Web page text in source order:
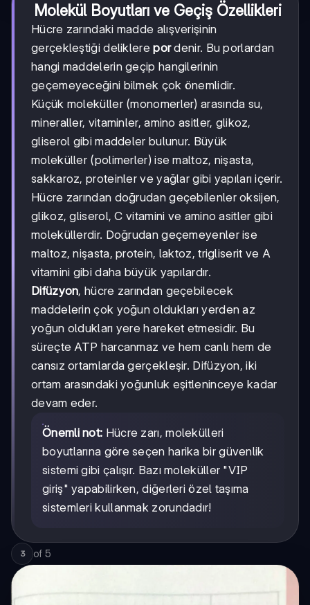
Molekül Boyutları ve Geçiş Özellikleri
Hücre zarındaki madde alışverişinin
gerçekleştiği deliklerepordenir. Bu porlardan
hangi maddelerin geçip hangilerinin
geçemeyeceğini bilmek çok önemlidir.
Küçük moleküller (monomerler) arasında su,
mineraller, vitaminler, amino asitler, glikoz,
gliserol gibi maddeler bulunur. Büyük
moleküller (polimerler) ise maltoz, nişasta,
sakkaroz, proteinler ve yağlar gibi yapıları içerir.
Hücre zarından doğrudan geçebilenler oksijen,
glikoz, gliserol, C vitamini ve amino asitler gibi
moleküllerdir. Doğrudan geçemeyenler ise
maltoz, nişasta, protein, laktoz, trigliserit ve A
vitamini gibi daha büyük yapılardır.
Difüzyon, hücre zarından geçebilecek
maddelerin çok yoğun oldukları yerden az
yoğun oldukları yere hareket etmesidir. Bu
süreçte ATP harcanmaz ve hem canlı hem de
cansız ortamlarda gerçekleşir. Difüzyon, iki
ortam arasındaki yoğunluk eşitleninceye kadar
devam eder.
Önemli not: Hücre zarı, molekülleri
boyutlarına göre seçen harika bir güvenlik
sistemi gibi çalışır. Bazı moleküller "VIP
giriş" yapabilirken, diğerleri özel taşıma
sistemleri kullanmak zorundadır!
3 of 5